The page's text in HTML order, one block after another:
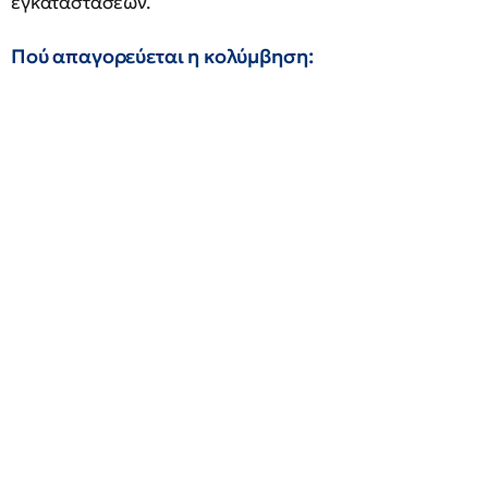
Πού απαγορεύεται η κολύμβηση: